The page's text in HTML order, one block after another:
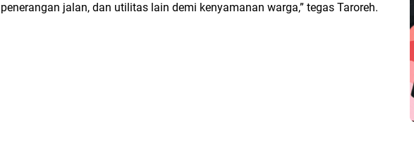
penerangan jalan, dan utilitas lain demi kenyamanan warga,” tegas Taroreh.